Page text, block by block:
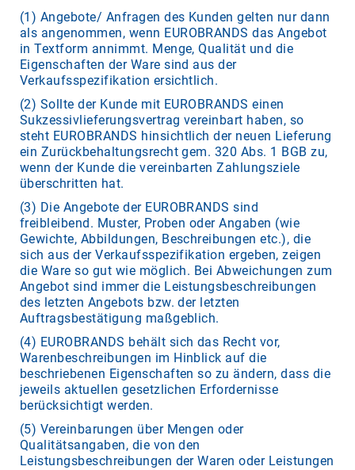
(1) Angebote/ Anfragen des Kunden gelten nur dann
als angenommen, wenn EUROBRANDS das Angebot
in Textform annimmt. Menge, Qualität und die
Eigenschaften der Ware sind aus der
Verkaufsspezifikation ersichtlich.
(2) Sollte der Kunde mit EUROBRANDS einen
Sukzessivlieferungsvertrag vereinbart haben, so
steht EUROBRANDS hinsichtlich der neuen Lieferung
ein Zurückbehaltungsrecht gem. 320 Abs. 1 BGB zu,
wenn der Kunde die vereinbarten Zahlungsziele
überschritten hat.
(3) Die Angebote der EUROBRANDS sind
freibleibend. Muster, Proben oder Angaben (wie
Gewichte, Abbildungen, Beschreibungen etc.), die
sich aus der Verkaufsspezifikation ergeben, zeigen
die Ware so gut wie möglich. Bei Abweichungen zum
Angebot sind immer die Leistungsbeschreibungen
des letzten Angebots bzw. der letzten
Auftragsbestätigung maßgeblich.
(4) EUROBRANDS behält sich das Recht vor,
Warenbeschreibungen im Hinblick auf die
beschriebenen Eigenschaften so zu ändern, dass die
jeweils aktuellen gesetzlichen Erfordernisse
berücksichtigt werden.
(5) Vereinbarungen über Mengen oder
Qualitätsangaben, die von den
Leistungsbeschreibungen der Waren oder Leistungen